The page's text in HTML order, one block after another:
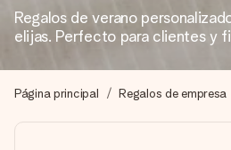
Crea algo único en pocos pasos
momento.
Regalos de verano
elijas. Perfecto para clientes y
Página principal Regalos de empresa